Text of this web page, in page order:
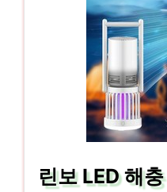
린보 LED 해